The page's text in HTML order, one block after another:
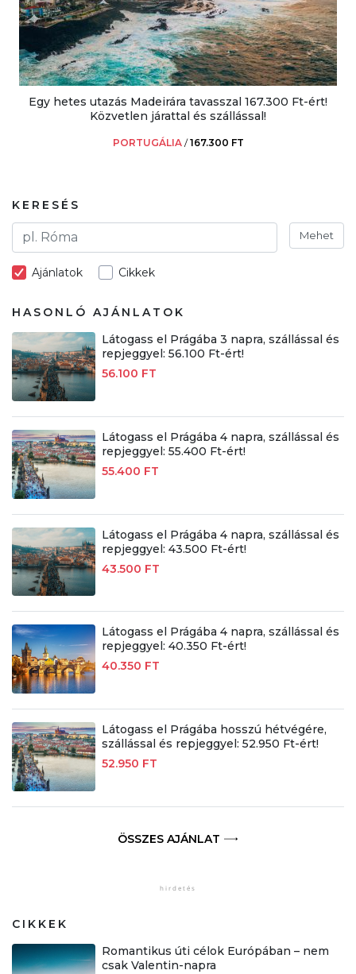
Egy hetes utazás Madeirára tavasszal 167.300 Ft-ért!
Közvetlen járattal és szállással!
PORTUGÁLIA /167.300 FT
KERESÉS
Mehet
Ajánlatok Cikkek
HASONLÓ AJÁNLATOK
Látogass el Prágába 3 napra, szállással és
repjeggyel: 56.100 Ft-ért!
56.100 FT
Látogass el Prágába 4 napra, szállással és
repjeggyel: 55.400 Ft-ért!
55.400 FT
Látogass el Prágába 4 napra, szállással és
repjeggyel: 43.500 Ft-ért!
43.500 FT
Látogass el Prágába 4 napra, szállással és
repjeggyel: 40.350 Ft-ért!
40.350 FT
Látogass el Prágába hosszú hétvégére,
szállással és repjeggyel: 52.950 Ft-ért!
52.950 FT
ÖSSZES AJÁNLAT
CIKKEK
Romantikus úti célok Európában – nem
csak Valentin-napra